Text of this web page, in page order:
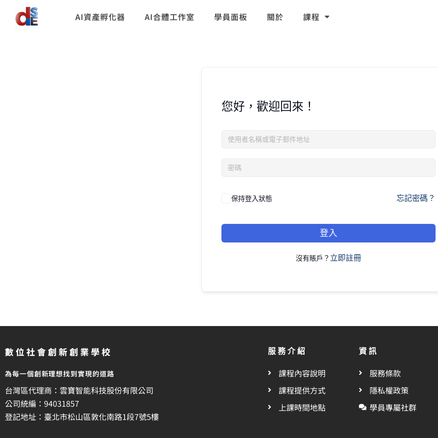
AI資產孵化器 AI合體工作室 學員面板 關於 課程
您好，歡迎回來！
保持登入狀態 忘記密碼？
登入
沒有賬戶？ 立即註冊
數位社會創新創業學校
為每一個創新理想找到實現的道路
台灣區代理商：雲寶智能科技股份有限公司
公司統編：94031857
登記地址：臺北市松山區敦化南路1段7號5樓
服務介紹
課程內容說明
課程提供方式
上課時間地點
資訊
服務條款
隱私權政策
學員專屬社群